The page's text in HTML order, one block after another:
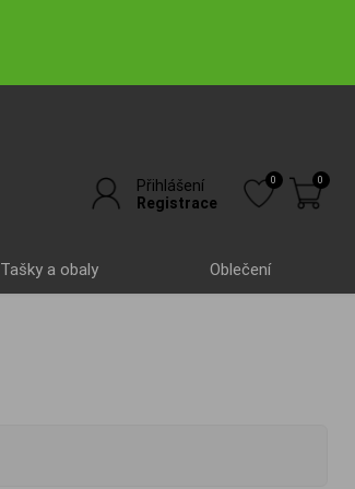
Přihlášení
Registrace
0 0
Tašky a obaly Oblečení